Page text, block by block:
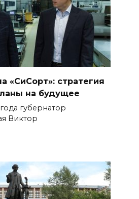
«СиСорт»: стратегия
на будущее
года губернатор
Виктор